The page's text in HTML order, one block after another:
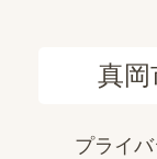
真
プライ